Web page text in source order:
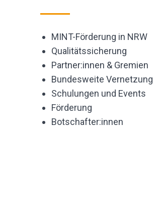
MINT-Förderung in NRW
Qualitätssicherung
Partner:innen & Gremien
Bundesweite Vernetzung
Schulungen und Events
Förderung
Botschafter:innen